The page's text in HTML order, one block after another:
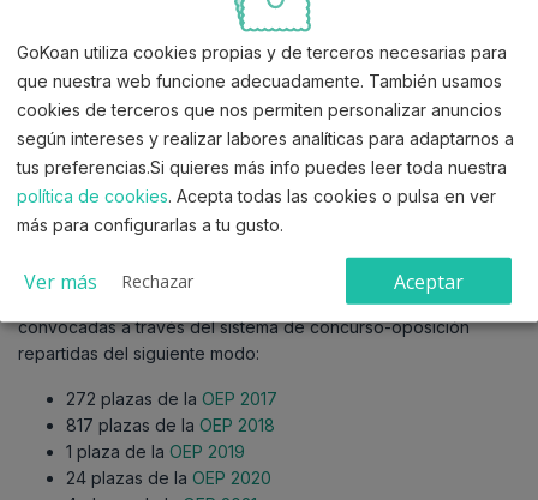
Sin tarjeta. Empieza ahora y pruébalo sin compromiso.
Plazas y convocatoria de
Estabilización para Auxiliar
Administrativo de la Comunidad de
1.118 plazas
convocadas a través del sistema de concurso-oposición
repartidas del siguiente modo:
272 plazas de la OEP 2017
817 plazas de la OEP 2018
1 plaza de la OEP 2019
24 plazas de la OEP 2020
GoKoan utiliza cookies propias y de terceros necesarias para
que nuestra web funcione adecuadamente. También usamos
cookies de terceros que nos permiten personalizar anuncios
según intereses y realizar labores analíticas para adaptarnos a
tus preferencias.Si quieres más info puedes leer toda nuestra
política de cookies. Acepta todas las cookies o pulsa en ver
más para configurarlas a tu gusto.
Ver más Rechazar Aceptar